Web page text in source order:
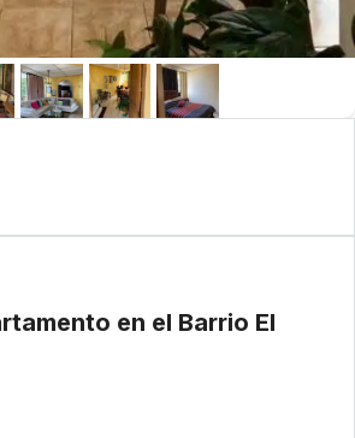
en el Barrio El